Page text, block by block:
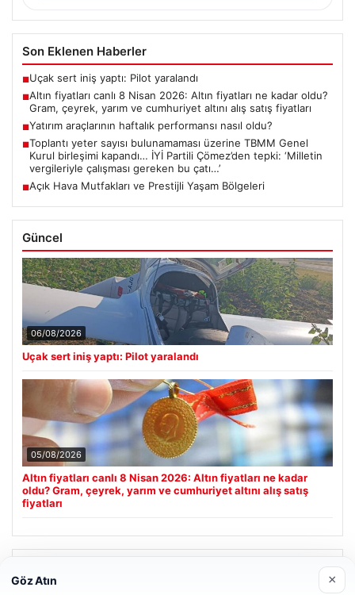
Son Eklenen Haberler
■Uçak sert iniş yaptı: Pilot yaralandı
■Altın fiyatları canlı 8 Nisan 2026: Altın fiyatları ne kadar oldu?
Gram, çeyrek, yarım ve cumhuriyet altını alış satış fiyatları
■Yatırım araçlarının haftalık performansı nasıl oldu?
■Toplantı yeter sayısı bulunamaması üzerine TBMM Genel
Kurul birleşimi kapandı… İYİ Partili Çömez’den tepki: ‘Milletin
vergileriyle çalışması gereken bu çatı…’
■Açık Hava Mutfakları ve Prestijli Yaşam Bölgeleri
Güncel
06/08/2026
Uçak sert iniş yaptı: Pilot yaralandı
05/08/2026
Altın fiyatları canlı 8 Nisan 2026: Altın fiyatları ne kadar
oldu? Gram, çeyrek, yarım ve cumhuriyet altını alış satış
fiyatları
Göz Atın ×